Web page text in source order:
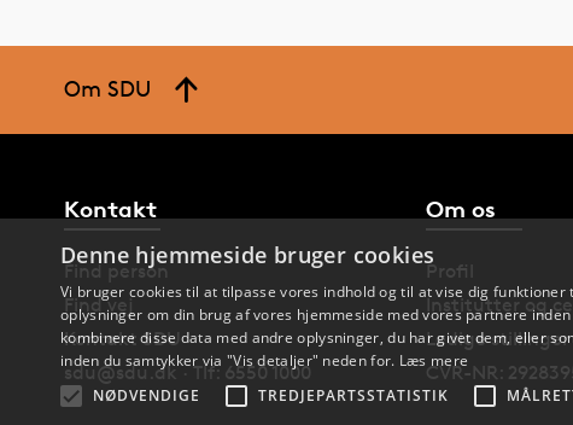
Om SDU
Kontakt
Find person
Find vej
Kontakt SDU
sdu@sdu.dk · Tlf: 6550 1000
Om os
Profil
Institutter og
Ledige stillinger
CVR-NR:
Denne hjemmeside bruger cookies
Vi bruger cookies til at tilpasse vores indhold og til at vise dig
oplysninger om din brug af vores hjemmeside med vores partnere
kombinere disse data med andre oplysninger, du har givet dem, eller
inden du samtykker via "Vis detaljer" neden for. Læs mere
NØDVENDIGE
TREDJEPARTSSTATISTIK